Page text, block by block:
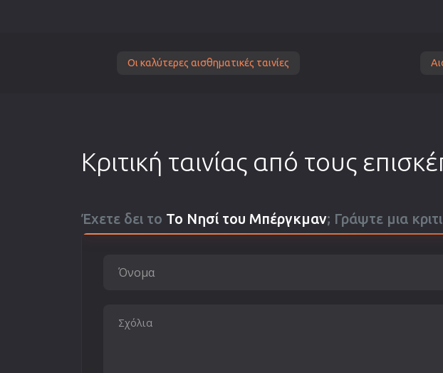
Οι καλύτερες αισθηματικές ταινίες
Κριτική ταινίας από τους
Έχετε δει το Το Νησί του Μπέργκμαν; Γράψτε μια